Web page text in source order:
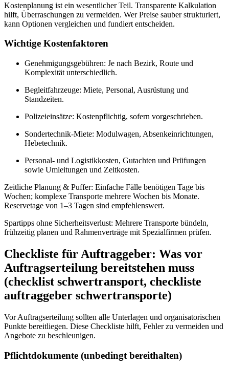
Kostenplanung ist ein wesentlicher Teil. Transparente Kalkulation
hilft, Überraschungen zu vermeiden. Wer Preise sauber strukturiert,
kann Optionen vergleichen und fundiert entscheiden.
Wichtige Kostenfaktoren
Genehmigungsgebühren: Je nach Bezirk, Route und
Komplexität unterschiedlich.
Begleitfahrzeuge: Miete, Personal, Ausrüstung und
Standzeiten.
Polizeieinsätze: Kostenpflichtig, sofern vorgeschrieben.
Sondertechnik-Miete: Modulwagen, Absenkeinrichtungen,
Hebetechnik.
Personal- und Logistikkosten, Gutachten und Prüfungen
sowie Umleitungen und Zeitkosten.
Zeitliche Planung & Puffer: Einfache Fälle benötigen Tage bis
Wochen; komplexe Transporte mehrere Wochen bis Monate.
Reservetage von 1–3 Tagen sind empfehlenswert.
Spartipps ohne Sicherheitsverlust: Mehrere Transporte bündeln,
frühzeitig planen und Rahmenverträge mit Spezialfirmen prüfen.
Checkliste für Auftraggeber: Was vor
Auftragserteilung bereitstehen muss
(checklist schwertransport, checkliste
auftraggeber schwertransporte)
Vor Auftragserteilung sollten alle Unterlagen und organisatorischen
Punkte bereitliegen. Diese Checkliste hilft, Fehler zu vermeiden und
Angebote zu beschleunigen.
Pflichtdokumente (unbedingt bereithalten)